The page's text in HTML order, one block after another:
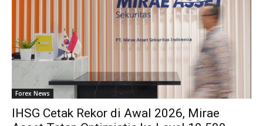
Forex News
IHSG Cetak Rekor di Awal 2026, Mirae